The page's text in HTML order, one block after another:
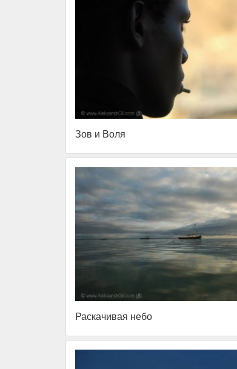
Зов и Воля
Раскачивая небо